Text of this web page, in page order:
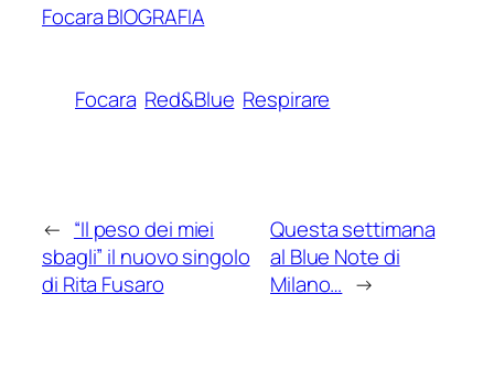
Focara BIOGRAFIA
Focara Red&Blue Respirare
← “Il peso dei miei
sbagli” il nuovo singolo
di Rita Fusaro
Questa settimana
al Blue Note di
Milano… →